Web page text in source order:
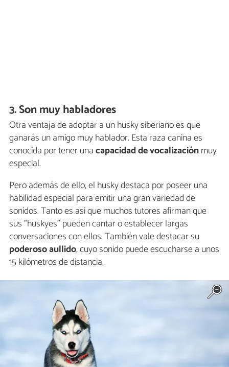
3. Son muy habladores
Otra ventaja de adoptar a un husky siberiano es que
ganarás un amigo muy hablador. Esta raza canina es
conocida por tener unacapacidad de vocalizaciónmuy
especial.
Pero además de ello, el husky destaca por poseer una
habilidad especial para emitir una gran variedad de
sonidos. Tanto es así que muchos tutores afirman que
sus "huskyes" pueden cantar o establecer largas
conversaciones con ellos. También vale destacar su
poderoso aullido, cuyo sonido puede escucharse a unos
15 kilómetros de distancia.